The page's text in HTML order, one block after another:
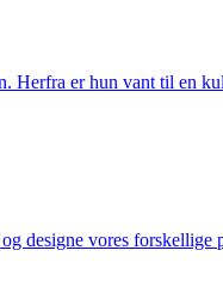
Herfra er hun vant til en
designe vores